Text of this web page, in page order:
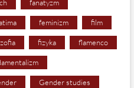
fanatyzm
feminizm film
fizyka flamenco
Gender studies